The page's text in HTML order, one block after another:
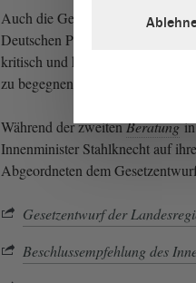
Auch die Gewerkschaft der
Deutschen Polizeigewerkschaft
kritisch und halten sie allein nicht
zu begegnen.
Während der zweitenBeratungin
Innenminister Stahlknecht auf
Abgeordneten dem
Gesetzentwurf der
Beschlussempfehlung des